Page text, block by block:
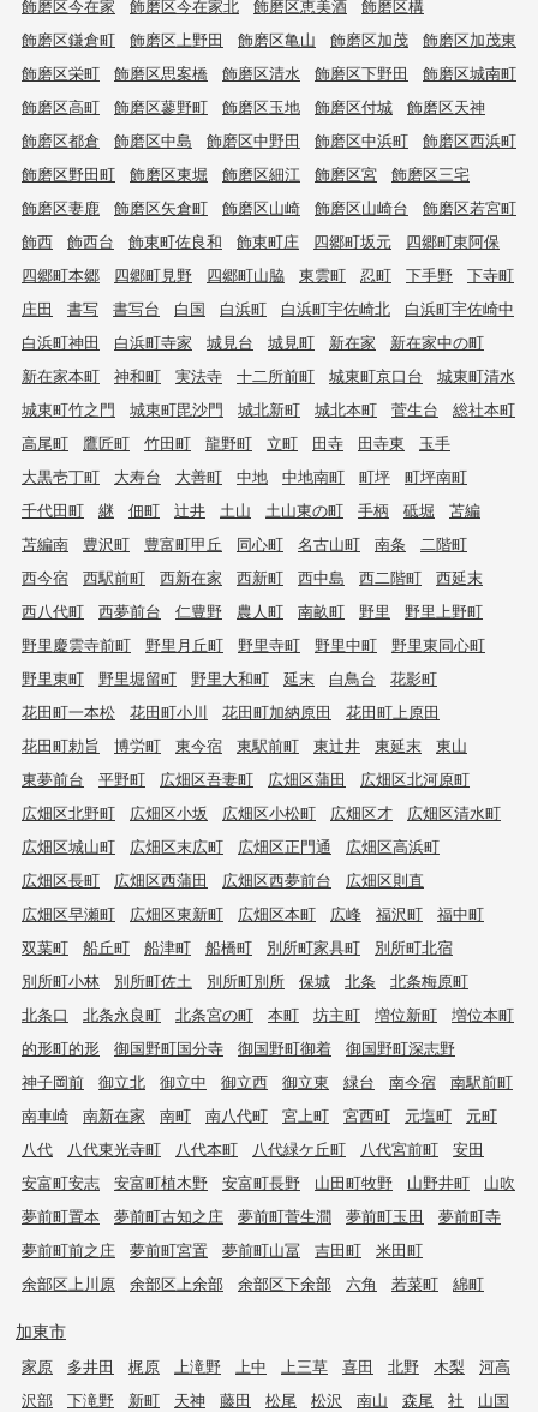
飾磨区今在家 飾磨区今在家北 飾磨区恵美酒
飾磨区構
飾磨区鎌倉町
飾磨区上野田 飾磨区亀山 飾磨区加茂
飾磨区加茂東
飾磨区栄町
飾磨区思案橋 飾磨区清水 飾磨区下野田
飾磨区城南町
飾磨区高町
飾磨区蓼野町 飾磨区玉地 飾磨区付城
飾磨区天神
飾磨区都倉
飾磨区中島 飾磨区中野田 飾磨区中浜町
飾磨区西浜町
飾磨区野田町
飾磨区東堀 飾磨区細江 飾磨区宮
飾磨区三宅
飾磨区妻鹿
飾磨区矢倉町 飾磨区山崎 飾磨区山崎台
飾磨区若宮町
飾西
飾西台 飾東町佐良和 飾東町庄 四郷町坂元
四郷町東阿保
四郷町本郷
四郷町見野 四郷町山脇 東雲町 忍町 下手野
下寺町
庄田
書写 書写台 白国 白浜町 白浜町宇佐崎北
白浜町宇佐崎中
白浜町神田
白浜町寺家 城見台 城見町 新在家
新在家中の町
新在家本町
神和町 実法寺 十二所前町 城東町京口台
城東町清水
城東町竹之門
城東町毘沙門 城北新町 城北本町 菅生台
総社本町
高尾町
鷹匠町 竹田町 龍野町 立町 田寺 田寺東
玉手
大黒壱丁町
大寿台 大善町 中地 中地南町 町坪
町坪南町
千代田町
継 佃町 辻井 土山 土山東の町 手柄 砥堀
苫編
苫編南
豊沢町 豊富町甲丘 同心町 名古山町 南条
二階町
西今宿
西駅前町 西新在家 西新町 西中島 西二階町
西延末
西八代町
西夢前台 仁豊野 農人町 南畝町 野里
野里上野町
野里慶雲寺前町
野里月丘町 野里寺町 野里中町
野里東同心町
野里東町
野里堀留町 野里大和町 延末 白鳥台
花影町
花田町一本松
花田町小川 花田町加納原田
花田町上原田
花田町勅旨
博労町 東今宿 東駅前町 東辻井 東延末
東山
東夢前台
平野町 広畑区吾妻町 広畑区蒲田
広畑区北河原町
広畑区北野町
広畑区小坂 広畑区小松町 広畑区才
広畑区清水町
広畑区城山町
広畑区末広町 広畑区正門通
広畑区高浜町
広畑区長町
広畑区西蒲田 広畑区西夢前台
広畑区則直
広畑区早瀬町
広畑区東新町 広畑区本町 広峰 福沢町
福中町
双葉町
船丘町 船津町 船橋町 別所町家具町
別所町北宿
別所町小林
別所町佐土 別所町別所 保城 北条
北条梅原町
北条口
北条永良町 北条宮の町 本町 坊主町 増位新町
増位本町
的形町的形
御国野町国分寺 御国野町御着
御国野町深志野
神子岡前
御立北 御立中 御立西 御立東 緑台 南今宿
南駅前町
南車崎
南新在家 南町 南八代町 宮上町 宮西町 元塩町
元町
八代
八代東光寺町 八代本町 八代緑ケ丘町 八代宮前町
安田
安富町安志
安富町植木野 安富町長野 山田町牧野 山野井町
山吹
夢前町置本
夢前町古知之庄 夢前町菅生澗 夢前町玉田
夢前町寺
夢前町前之庄
夢前町宮置 夢前町山冨 吉田町
米田町
余部区上川原
余部区上余部 余部区下余部 六角 若菜町 綿町
加東市
家原 多井田 梶原 上滝野 上中 上三草 喜田 北野 木梨
河高
沢部
下滝野 新町 天神 藤田 松尾 松沢 南山 森尾 社 山国